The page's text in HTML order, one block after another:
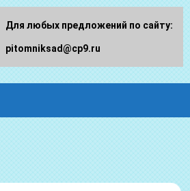
Для любых предложений по сайту:
pitomniksad@cp9.ru